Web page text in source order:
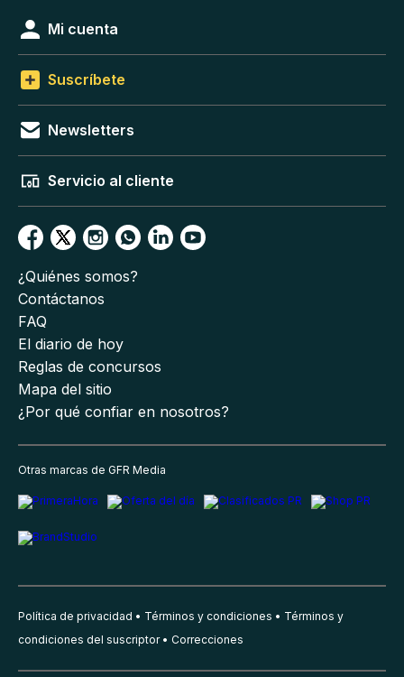
Mi cuenta
Suscríbete
Newsletters
Servicio al cliente
¿Quiénes somos?
Contáctanos
FAQ
El diario de hoy
Reglas de concursos
Mapa del sitio
¿Por qué confiar en nosotros?
Otras marcas de GFR Media
Política de privacidad Términos y condiciones
Términos y
condiciones del suscriptor
Correcciones